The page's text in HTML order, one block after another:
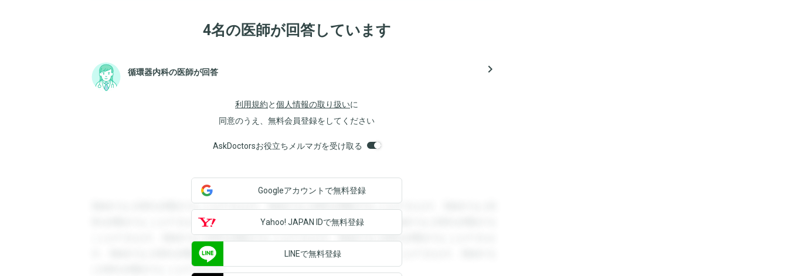
4名の医師が回答しています
循環器内科の医師が回答 navigate_next
利用規約と個人情報の取り扱いに
同意のうえ、無料会員登録をしてください
AskDoctorsお役立ちメルマガを受け取る
登録すると回答を閲覧することができます。登録すると回答を閲覧することができます。登録すると回
答を閲覧することができます。登録すると回答を閲覧することができます。登録すると回答を閲覧する
ことができます。登録すると回答を閲覧することができます。登録すると回答を閲覧することができま
す。登録すると回答を閲覧することができます。登録すると回答を閲覧することができます。登録する
と回答を閲覧することができます。
Googleアカウントで無料登録
Yahoo! JAPAN IDで無料登録
LINEで無料登録